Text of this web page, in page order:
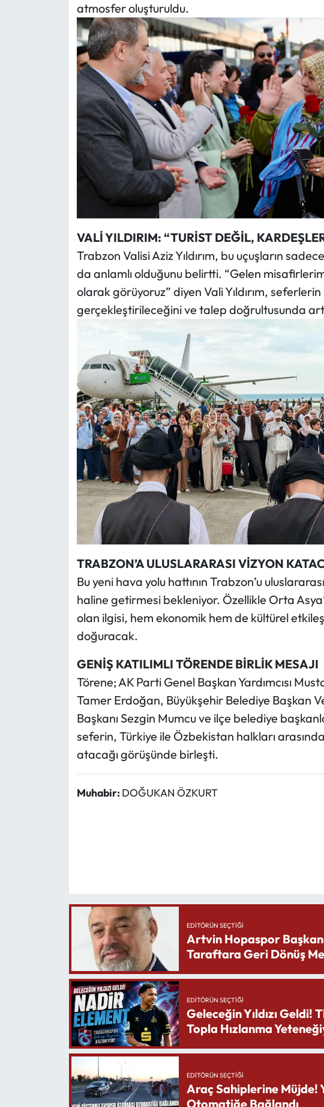
atmosfer oluşturuldu.
VALİ YILDIRIM: “TURİST DEĞİL,
Trabzon Valisi Aziz Yıldırım, bu uçuşların
da anlamlı olduğunu belirtti. “Gelen
olarak görüyoruz” diyen Vali Yıldırım,
gerçekleştirileceğini ve talep doğrultusunda
TRABZON’A ULUSLARARASI VİZYON
Bu yeni hava yolu hattının Trabzon’u
haline getirmesi bekleniyor. Özellikle Orta
olan ilgisi, hem ekonomik hem de kültürel
doğuracak.
GENİŞ KATILIMLI TÖRENDE BİRLİK MESAJI
Törene; AK Parti Genel Başkan Yardımcısı
Tamer Erdoğan, Büyükşehir Belediye Başkan
Başkanı Sezgin Mumcu ve ilçe belediye
seferin, Türkiye ile Özbekistan halkları
atacağı görüşünde birleşti.
Muhabir: DOĞUKAN ÖZKURT
EDITÖRÜN SEÇTIĞI
Artvin Hopaspor
Taraftara Geri Dönüş
EDITÖRÜN SEÇTIĞI
Geleceğin Yıldızı
Topla Hızlanma
EDITÖRÜN SEÇTIĞI
Araç Sahiplerine Müjde!
Otomatiğe Bağlandı